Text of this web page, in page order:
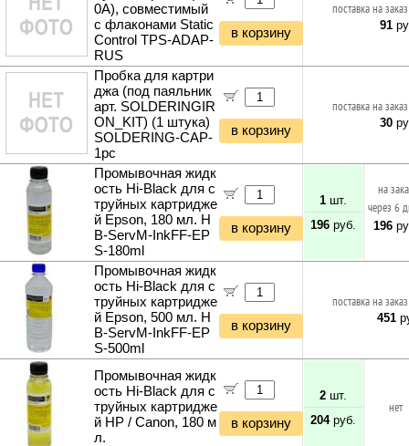
0A), совместимый
с флаконами Static
Control TPS-ADAP-
RUS
в корзину
поставка на
91
Пробка для картри
джа (под паяльник
арт. SOLDERINGIR
ON_KIT) (1 штука)
SOLDERING-CAP-
1pc
в корзину
поставка на
30
Промывочная жидк
ость Hi-Black для с
труйных картридже
й Epson, 180 мл. H
B-ServM-InkFF-EP
S-180ml
в корзину
1 шт.
196 руб.
на
через 6
196
Промывочная жидк
ость Hi-Black для с
труйных картридже
й Epson, 500 мл. H
B-ServM-InkFF-EP
S-500ml
в корзину
поставка на
451
Промывочная жидк
ость Hi-Black для с
труйных картридже
й HP / Canon, 180 м
л.
в корзину
2 шт.
204руб.
нет